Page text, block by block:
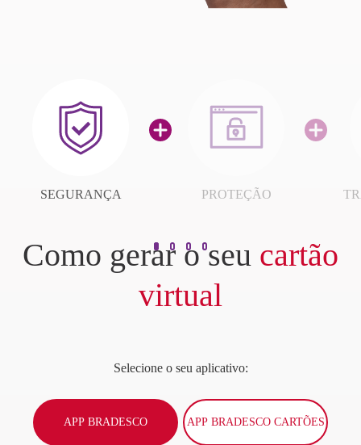
SEGURANÇA PROTEÇÃO
Como gerar o seu cartão
virtual
Selecione o seu aplicativo:
APP BRADESCO APP BRADESCO CARTÕES